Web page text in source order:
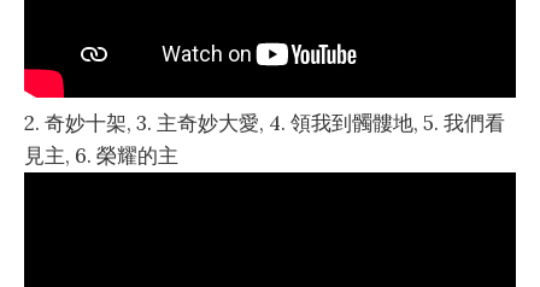
2. 奇妙十架, 3. 主奇妙大愛, 4. 領我到髑髏地, 5. 我們看
見主, 6. 榮耀的主